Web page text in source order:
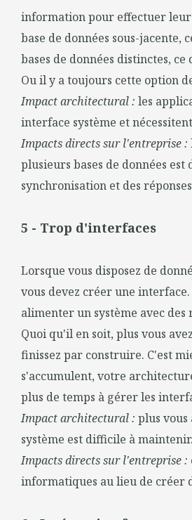
information pour effectuer leur
base de données sous-jacente,
bases de données distinctes,
Ou il y a toujours cette option
Impact architectural : les
interface système et
Impacts directs sur l'entreprise :
plusieurs bases de données
synchronisation et des
5 - Trop d'interfaces
Lorsque vous disposez de
vous devez créer une
alimenter un système avec
Quoi qu'il en soit, plus vous
finissez par construire. C'est
s'accumulent, votre
plus de temps à gérer les
Impact architectural : plus
système est difficile à maintenir.
Impacts directs sur l'entreprise :
informatiques au lieu de créer